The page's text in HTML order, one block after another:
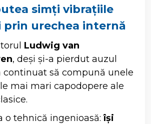
simți vibrațiile
prin urechea internă
Ludwig van
, deși și-a pierdut auzul
continuat să compună unele
mai mari capodopere ale
o tehnică ingenioasă:își